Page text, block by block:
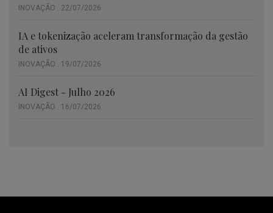
INOVAÇÃO . 22/07/2026
IA e tokenização aceleram transformação da gestão
de ativos
INOVAÇÃO . 19/07/2026
AI Digest - Julho 2026
INOVAÇÃO . 16/07/2026